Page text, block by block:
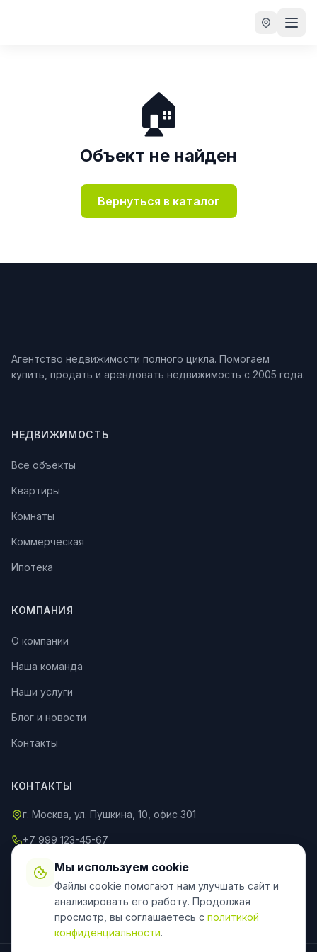
🏠
Объект не найден
Вернуться в каталог
Агентство недвижимости полного цикла. Помогаем
купить, продать и арендовать недвижимость с 2005 года.
НЕДВИЖИМОСТЬ
Все объекты
Квартиры
Комнаты
Коммерческая
Ипотека
КОМПАНИЯ
О компании
Наша команда
Наши услуги
Блог и новости
Контакты
КОНТАКТЫ
г. Москва, ул. Пушкина, 10, офис 301
+7 999 123-45-67
info@an-partner.ru
Пн–Пт: 9:00–20:00, Сб–Вс: 10:00–18:00
Мы используем cookie
Файлы cookie помогают нам улучшать сайт и
анализировать его работу. Продолжая
просмотр, вы соглашаетесь с политикой
конфиденциальности.